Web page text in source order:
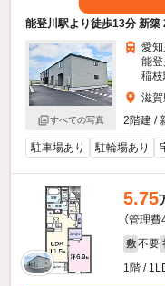
能登川駅より徒歩13分 新築
すべての写真
愛
能
稲
滋
2階建 /
駐車場あり 駐輪場あり
5.75
（管理費
敷 不要
1階 /